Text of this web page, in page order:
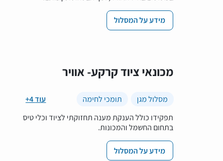
מידע על המסלול
מכונאי ציוד קרקע- אוויר
+4 עוד מסלול מגן
תומכי לחימה
תפקידו כולל הענקת מענה תחזוקתי לציוד וכלי טיס
בתחום החשמל והמכונות.
מידע על המסלול